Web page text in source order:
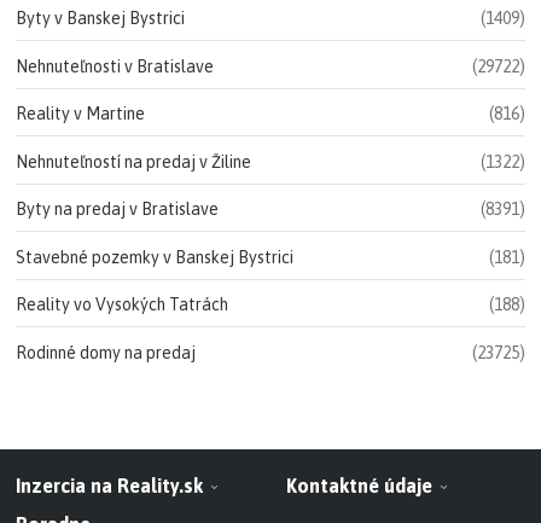
Byty v Banskej Bystrici (1409)
Nehnuteľnosti v Bratislave (29722)
Reality v Martine (816)
Nehnuteľností na predaj v Žiline (1322)
Byty na predaj v Bratislave (8391)
Stavebné pozemky v Banskej Bystrici (181)
Reality vo Vysokých Tatrách (188)
Rodinné domy na predaj (23725)
Inzercia na Reality.sk
Kontaktné údaje